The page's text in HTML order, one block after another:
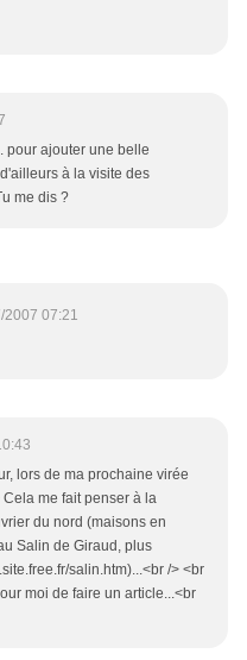
pour ajouter une belle
à la visite des
me dis ?
2007 07:21
lors de ma prochaine virée
me fait penser à la
du nord (maisons en
Salin de Giraud, plus
salin.htm)...<br /> <br
moi de faire un article...<br